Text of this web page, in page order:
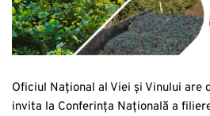
Oficiul Național al Viei și Vinului are
invita la Conferința Națională a